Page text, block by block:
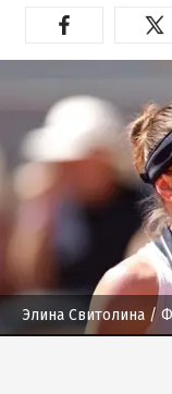
Элина Свитолина /